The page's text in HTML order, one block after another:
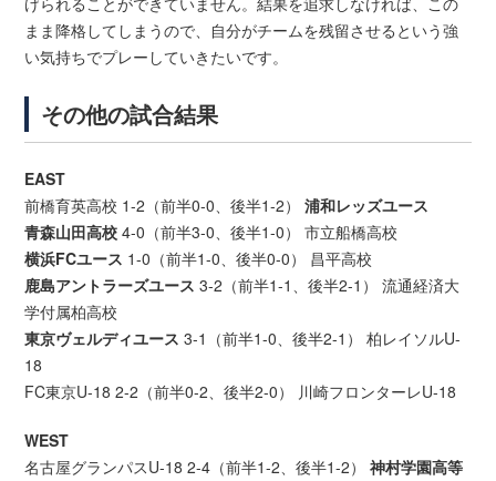
まま降格してしまうので、自分がチームを残留させるという強
い気持ちでプレーしていきたいです。
その他の試合結果
EAST
前橋育英高校 1-2（前半0-0、後半1-2）浦和レッズユース
青森山田高校 4-0（前半3-0、後半1-0） 市立船橋高校
横浜FCユース 1-0（前半1-0、後半0-0） 昌平高校
鹿島アントラーズユース 3-2（前半1-1、後半2-1） 流通経済大
学付属柏高校
東京ヴェルディユース 3-1（前半1-0、後半2-1） 柏レイソルU-
18
FC東京U-18 2-2（前半0-2、後半2-0） 川崎フロンターレU-18
WEST
名古屋グランパスU-18 2-4（前半1-2、後半1-2）神村学園高等